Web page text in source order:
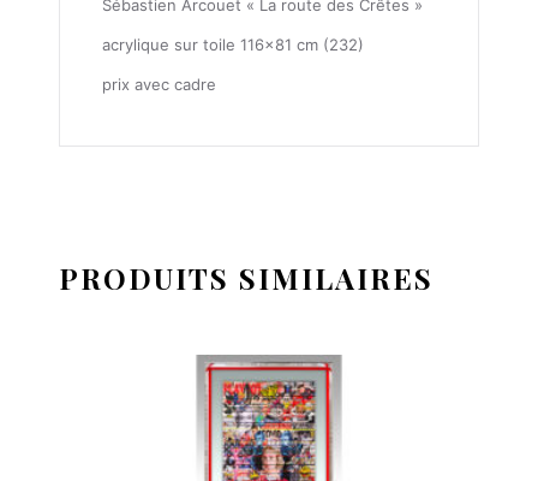
Sébastien Arcouet « La route des Crêtes »
acrylique sur toile 116×81 cm (232)
prix avec cadre
PRODUITS SIMILAIRES